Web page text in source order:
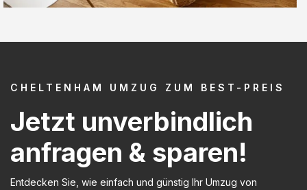
CHELTENHAM UMZUG ZUM BEST-PREIS
Jetzt unverbindlich
anfragen & sparen!
Entdecken Sie, wie einfach und günstig Ihr Umzug von